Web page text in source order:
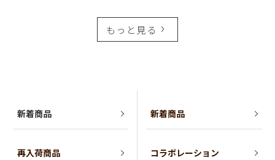
もっと見る
新着商品
再入荷商品
新着商品
コラボレーション